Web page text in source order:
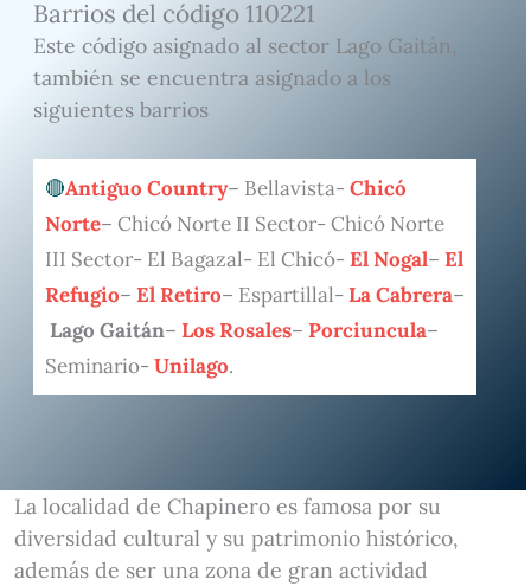
Barrios del código 110221
Este código asignado al sector Lago Gaitán,
también se encuentra asignado a los
siguientes barrios
Antiguo Country– Bellavista- Chicó
Norte– Chicó Norte II Sector- Chicó Norte
III Sector- El Bagazal- El Chicó- El Nogal– El
Refugio– El Retiro– Espartillal- La Cabrera–
Lago Gaitán– Los Rosales– Porciuncula–
Seminario- Unilago.
La localidad de Chapinero es famosa por su
diversidad cultural y su patrimonio histórico,
además de ser una zona de gran actividad